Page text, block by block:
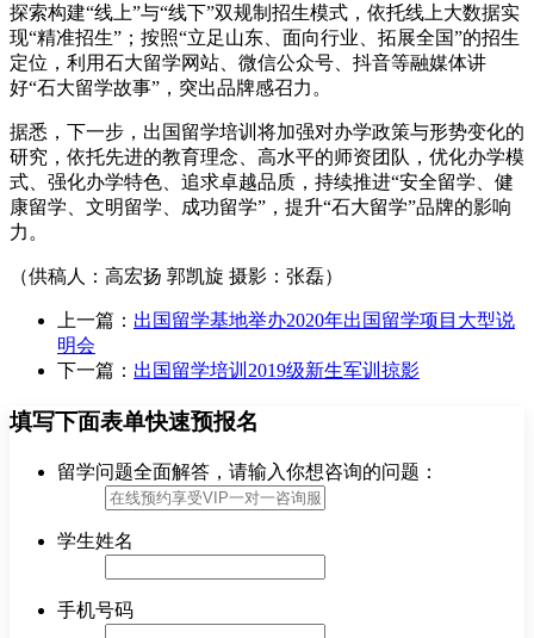
探索构建“线上”与“线下”双规制招生模式，依托线上大数据实
现“精准招生”；按照“立足山东、面向行业、拓展全国”的招生
定位，利用石大留学网站、微信公众号、抖音等融媒体讲
好“石大留学故事”，突出品牌感召力。
据悉，下一步，出国留学培训将加强对办学政策与形势变化的
研究，依托先进的教育理念、高水平的师资团队，优化办学模
式、强化办学特色、追求卓越品质，持续推进“安全留学、健
康留学、文明留学、成功留学”，提升“石大留学”品牌的影响
力。
（供稿人：高宏扬 郭凯旋 摄影：张磊）
上一篇： 出国留学基地举办2020年出国留学项目大型说
明会
下一篇： 出国留学培训2019级新生军训掠影
填写下面表单快速预报名
留学问题全面解答，请输入你想咨询的问题：
学生姓名
手机号码